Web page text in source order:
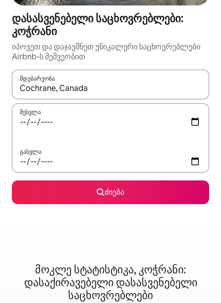
დასასვენებელი საცხოვრებლები:
კოჭრანი
იპოვეთ და დაჯავშნეთ უნიკალური საცხოვრებლები
Airbnb-ს მეშვეობით
მდებარეობა
როცა შედეგები ხელმისაწვდომი გახდება, ნავიგაციისთვის
შესვლა
გასვლა
ძიება
მოკლე სტატისტიკა, კოჭრანი:
დასაქირავებელი დასასვენებელი
საცხოვრებლები